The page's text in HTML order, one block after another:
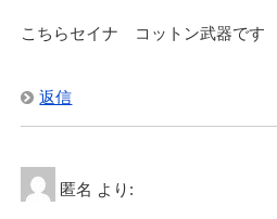
こちらセイナ コットン武器です
返信
匿名 より: